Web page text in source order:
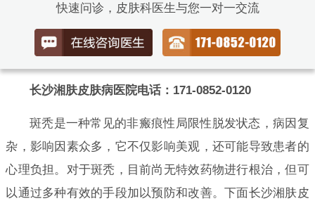
快速问诊，皮肤科医生与您一对一交流
长沙湘肤皮肤病医院电话：171-0852-0120
斑秃是一种常见的非瘢痕性局限性脱发状态，病因复
杂，影响因素众多，它不仅影响美观，还可能导致患者的
心理负担。对于斑秃，目前尚无特效药物进行根治，但可
以通过多种有效的手段加以预防和改善。下面长沙湘肤皮